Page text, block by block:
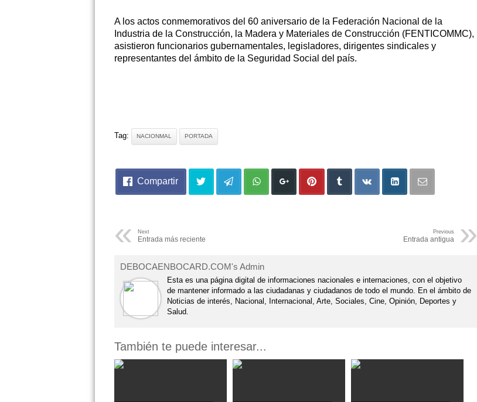
A los actos conmemorativos del 60 aniversario de la Federación Nacional de la
Industria de la Construcción, la Madera y Materiales de Construcción (FENTICOMMC),
asistieron funcionarios gubernamentales, legisladores, dirigentes sindicales y
representantes del ámbito de la Seguridad Social del país.
Tag: NACIONMAL PORTADA
Compartir
« Next
Entrada más reciente »
Previous
Entrada antigua
DEBOCAENBOCARD.COM's Admin
Esta es una página digital de informaciones nacionales e internaciones, con el objetivo
de mantener informado a las ciudadanas y ciudadanos de todo el mundo. En el ámbito de
Noticias de interés, Nacional, Internacional, Arte, Sociales, Cine, Opinión, Deportes y
Salud.
También te puede interesar...